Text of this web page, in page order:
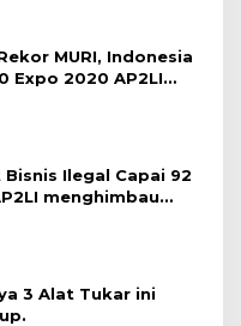
MURI, Indonesia
Expo 2020 AP2LI
Ilegal Capai 92
menghimbau
3 Alat Tukar ini